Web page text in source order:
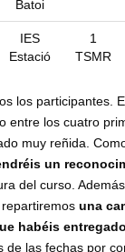
Batoi
IES
Estació
1
TSMR
los participantes.
entre los cuatro
muy reñida.
un
del curso.
una
habéis
de las fechas por